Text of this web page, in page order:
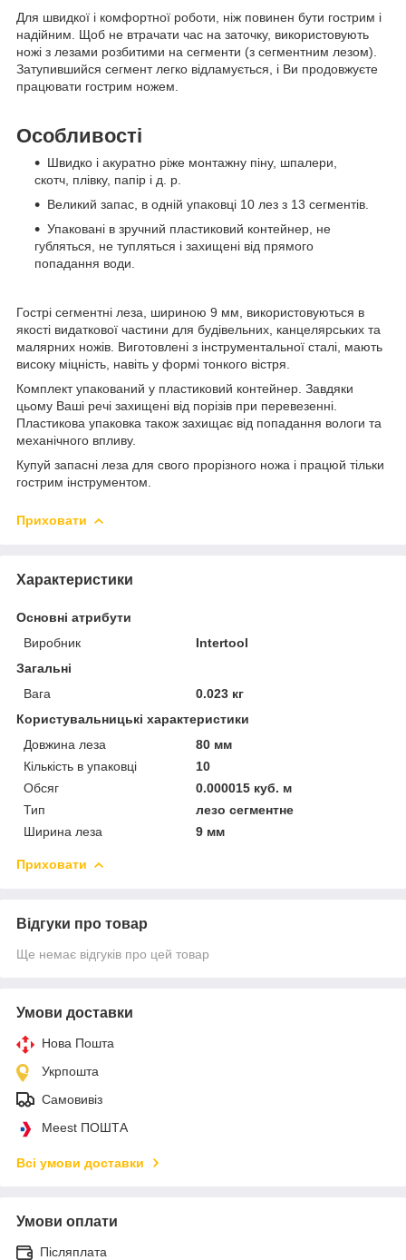
Для швидкої і комфортної роботи, ніж повинен бути гострим і
надійним. Щоб не втрачати час на заточку, використовують
ножі з лезами розбитими на сегменти (з сегментним лезом).
Затупившийся сегмент легко відламується, і Ви продовжуєте
працювати гострим ножем.
Особливості
Швидко і акуратно ріже монтажну піну, шпалери,
скотч, плівку, папір і д. р.
Великий запас, в одній упаковці 10 лез з 13 сегментів.
Упаковані в зручний пластиковий контейнер, не
губляться, не тупляться і захищені від прямого
попадання води.
Гострі сегментні леза, шириною 9 мм, використовуються в
якості видаткової частини для будівельних, канцелярських та
малярних ножів. Виготовлені з інструментальної сталі, мають
високу міцність, навіть у формі тонкого вістря.
Комплект упакований у пластиковий контейнер. Завдяки
цьому Ваші речі захищені від порізів при перевезенні.
Пластикова упаковка також захищає від попадання вологи та
механічного впливу.
Купуй запасні леза для свого прорізного ножа і працюй тільки
гострим інструментом.
Приховати
Характеристики
Основні атрибути
Виробник
Intertool
Загальні
Вага
0.023 кг
Користувальницькі характеристики
Довжина леза
80 мм
Кількість в упаковці
10
Обсяг
0.000015 куб. м
Тип
лезо сегментне
Ширина леза
9 мм
Приховати
Відгуки про товар
Ще немає відгуків про цей товар
Умови доставки
Нова Пошта
Укрпошта
Самовивіз
Meest ПОШТА
Всі умови доставки
Умови оплати
Післяплата